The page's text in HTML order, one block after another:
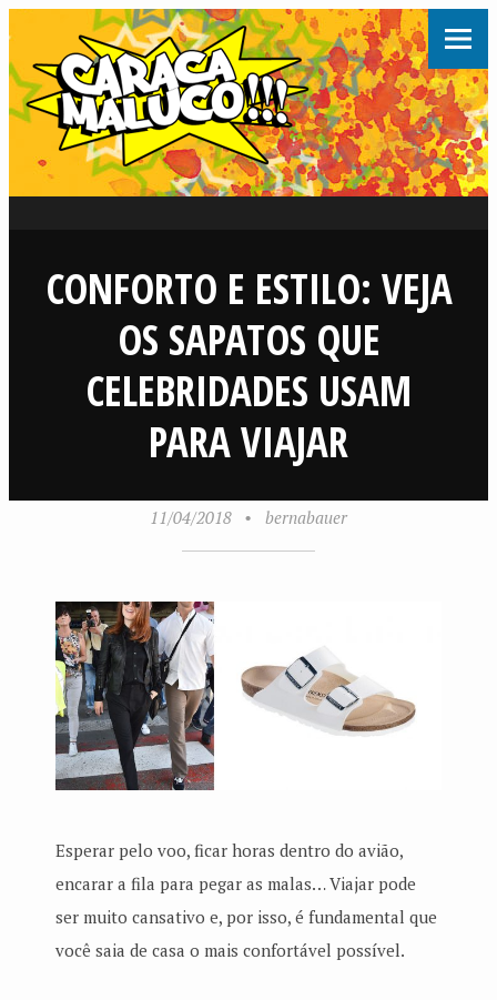
CONFORTO E ESTILO: VEJA
OS SAPATOS QUE
CELEBRIDADES USAM
PARA VIAJAR
11/04/2018 • bernabauer
Esperar pelo voo, ficar horas dentro do avião,
encarar a fila para pegar as malas… Viajar pode
ser muito cansativo e, por isso, é fundamental que
você saia de casa o mais confortável possível.